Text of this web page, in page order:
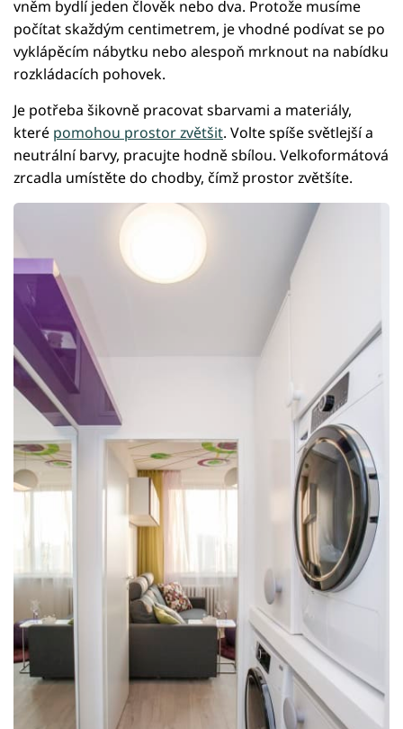
vněm bydlí jeden člověk nebo dva. Protože musíme
počítat skaždým centimetrem, je vhodné podívat se po
vyklápěcím nábytku nebo alespoň mrknout na nabídku
rozkládacích pohovek.
Je potřeba šikovně pracovat sbarvami a materiály,
které pomohou prostor zvětšit. Volte spíše světlejší a
neutrální barvy, pracujte hodně sbílou. Velkoformátová
zrcadla umístěte do chodby, čímž prostor zvětšíte.